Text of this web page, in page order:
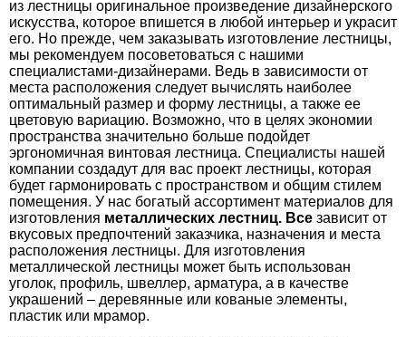
из лестницы оригинальное произведение дизайнерского
искусства, которое впишется в любой интерьер и украсит
его. Но прежде, чем заказывать изготовление лестницы,
мы рекомендуем посоветоваться с нашими
специалистами-дизайнерами. Ведь в зависимости от
места расположения следует вычислять наиболее
оптимальный размер и форму лестницы, а также ее
цветовую вариацию. Возможно, что в целях экономии
пространства значительно больше подойдет
эргономичная винтовая лестница. Специалисты нашей
компании создадут для вас проект лестницы, которая
будет гармонировать с пространством и общим стилем
помещения. У нас богатый ассортимент материалов для
изготовления металлических лестниц. Все зависит от
вкусовых предпочтений заказчика, назначения и места
расположения лестницы. Для изготовления
металлической лестницы может быть использован
уголок, профиль, швеллер, арматура, а в качестве
украшений – деревянные или кованые элементы,
пластик или мрамор.